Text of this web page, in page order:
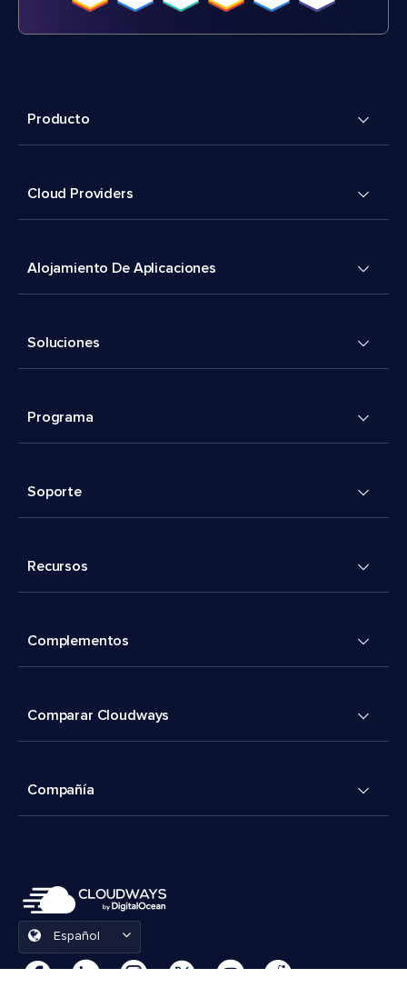
Producto
Cloud Providers
Alojamiento De Aplicaciones
Soluciones
Programa
Soporte
Recursos
Complementos
Comparar Cloudways
Compañía
Español